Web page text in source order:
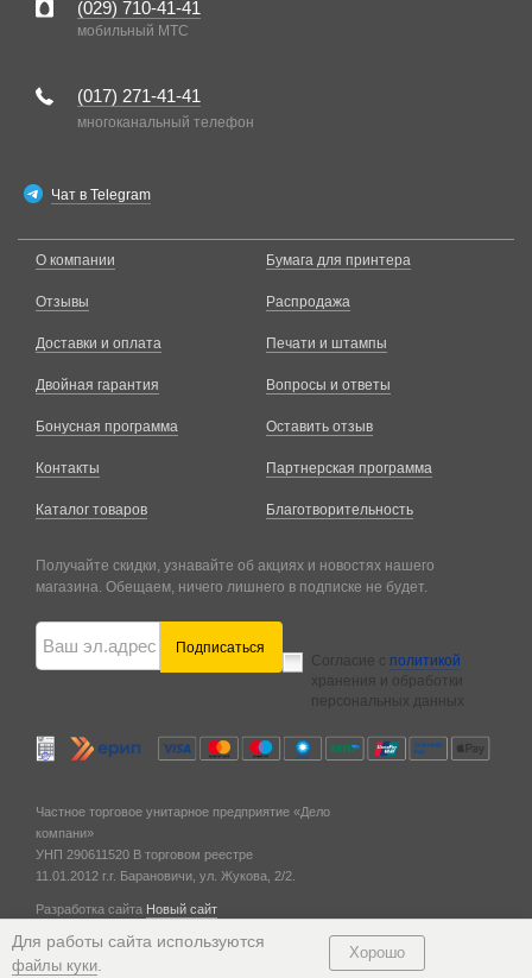
(029) 710-41-41
мобильный MTC
(017) 271-41-41
многоканальный телефон
Чат в Telegram
О компании
Отзывы
Доставки и оплата
Двойная гарантия
Бонусная программа
Контакты
Каталог товаров
Бумага для принтера
Распродажа
Печати и штампы
Вопросы и ответы
Оставить отзыв
Партнерская программа
Благотворительность
Получайте скидки, узнавайте об акциях и новостях нашего
магазина. Обещаем, ничего лишнего в подписке не будет.
Подписаться
Согласие с политикой
хранения и обработки
персональных данных
Частное торговое унитарное предприятие «Дело
компани»
УНП 290611520 В торговом реестре
11.01.2012 г. г. Барановичи, ул. Жукова, 2/2.
Разработка сайта Новый сайт
Для работы сайта используются
файлы куки
Хорошо